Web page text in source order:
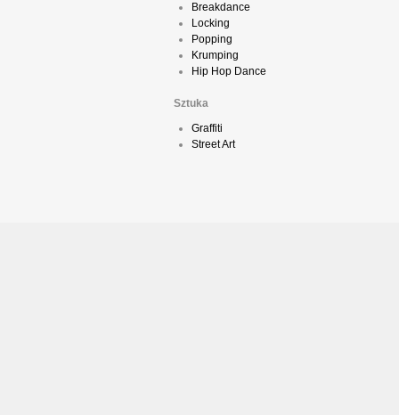
Breakdance
Locking
Popping
Krumping
Hip Hop Dance
Sztuka
Graffiti
Street Art